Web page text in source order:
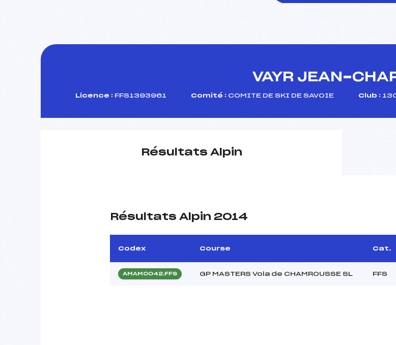
VAYR JEAN-
Licence : FFS1393961 Comité : COMITE DE SKI DE SAVOIE Club :
Résultats Alpin
Résultats Alpin 2014
Codex Course Cat.
AMAM0042.FFS GP MASTERS Vola de CHAMROUSSE SL FFS